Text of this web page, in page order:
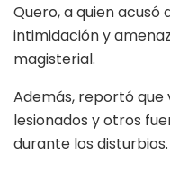
Quero, a quien
intimidación y
magisterial.
Además, reportó
lesionados y otros
durante los disturbios.